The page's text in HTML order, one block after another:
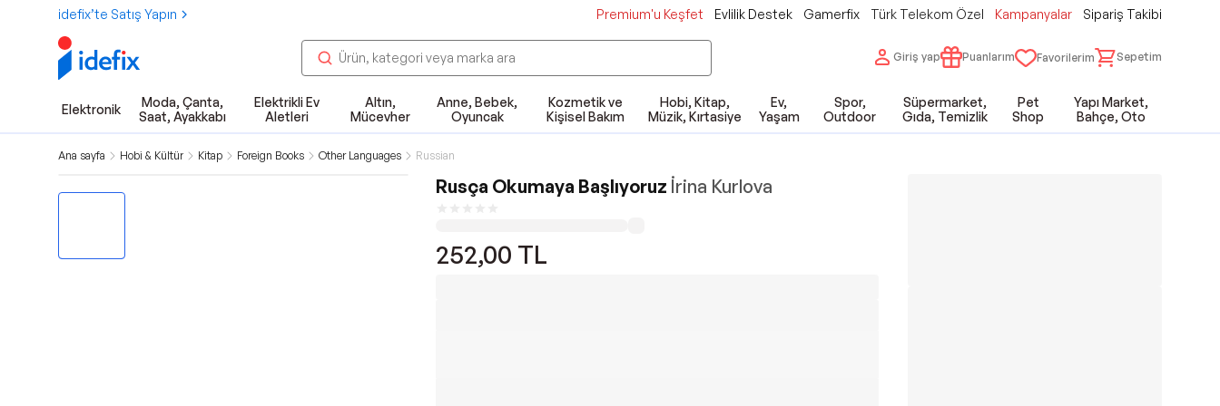
idefix’te Satış Yapın Premium'u Keşfet Evlilik Destek Gamerfix Türk Telekom Özel Kampanyalar Sipariş Takibi
Giriş yap Puanlarım Favorilerim Sepetim
Elektronik
Moda, Çanta,
Saat, Ayakkabı
Elektrikli Ev
Aletleri
Altın,
Mücevher
Anne, Bebek,
Oyuncak
Kozmetik ve
Kişisel Bakım
Hobi, Kitap,
Müzik, Kırtasiye
Ev,
Yaşam
Spor,
Outdoor
Süpermarket,
Gıda, Temizlik
Pet
Shop
Yapı Market,
Bahçe, Oto
Ana sayfa Hobi & Kültür Kitap Foreign Books Other Languages Russian
Rusça Okumaya Başlıyoruz İrina Kurlova
252,00 TL